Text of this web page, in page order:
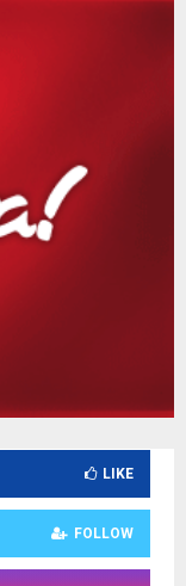
LIKE
FOLLOW